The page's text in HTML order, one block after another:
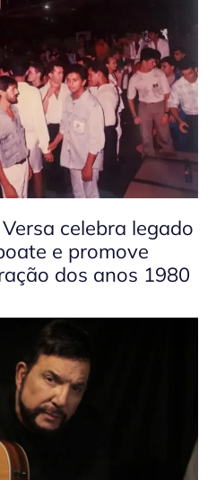
celebra legado
e promove
dos anos 1980